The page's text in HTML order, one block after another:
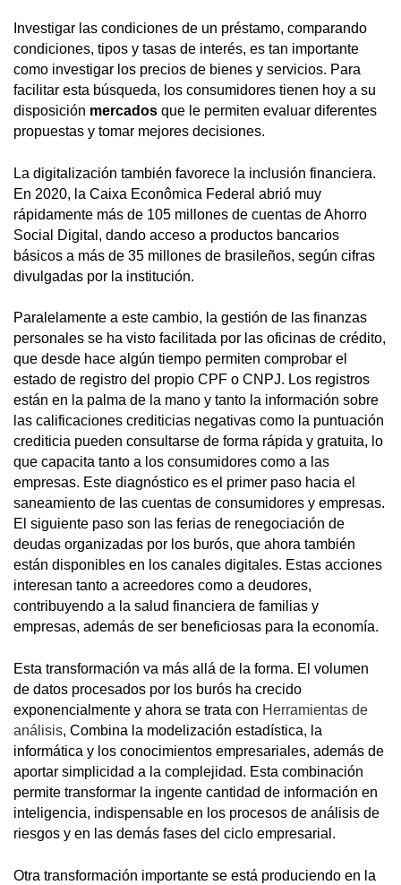
Investigar las condiciones de un préstamo, comparando
condiciones, tipos y tasas de interés, es tan importante
como investigar los precios de bienes y servicios. Para
facilitar esta búsqueda, los consumidores tienen hoy a su
disposición mercados que le permiten evaluar diferentes
propuestas y tomar mejores decisiones.
La digitalización también favorece la inclusión financiera.
En 2020, la Caixa Econômica Federal abrió muy
rápidamente más de 105 millones de cuentas de Ahorro
Social Digital, dando acceso a productos bancarios
básicos a más de 35 millones de brasileños, según cifras
divulgadas por la institución.
Paralelamente a este cambio, la gestión de las finanzas
personales se ha visto facilitada por las oficinas de crédito,
que desde hace algún tiempo permiten comprobar el
estado de registro del propio CPF o CNPJ. Los registros
están en la palma de la mano y tanto la información sobre
las calificaciones crediticias negativas como la puntuación
crediticia pueden consultarse de forma rápida y gratuita, lo
que capacita tanto a los consumidores como a las
empresas. Este diagnóstico es el primer paso hacia el
saneamiento de las cuentas de consumidores y empresas.
El siguiente paso son las ferias de renegociación de
deudas organizadas por los burós, que ahora también
están disponibles en los canales digitales. Estas acciones
interesan tanto a acreedores como a deudores,
contribuyendo a la salud financiera de familias y
empresas, además de ser beneficiosas para la economía.
Esta transformación va más allá de la forma. El volumen
de datos procesados por los burós ha crecido
exponencialmente y ahora se trata con Herramientas de
análisis, Combina la modelización estadística, la
informática y los conocimientos empresariales, además de
aportar simplicidad a la complejidad. Esta combinación
permite transformar la ingente cantidad de información en
inteligencia, indispensable en los procesos de análisis de
riesgos y en las demás fases del ciclo empresarial.
Otra transformación importante se está produciendo en la